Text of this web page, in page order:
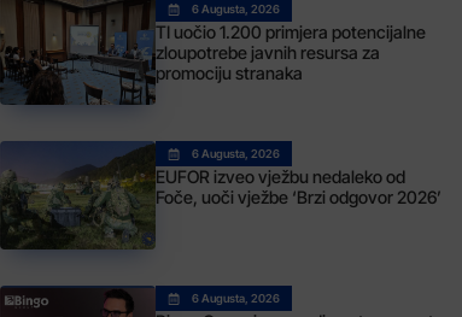
6 Augusta, 2026
TI uočio 1.200 primjera potencijalne
zloupotrebe javnih resursa za
promociju stranaka
6 Augusta, 2026
EUFOR izveo vježbu nedaleko od
Foče, uoči vježbe ‘Brzi odgovor 2026’
6 Augusta, 2026